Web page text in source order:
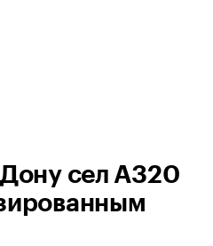
сел А320